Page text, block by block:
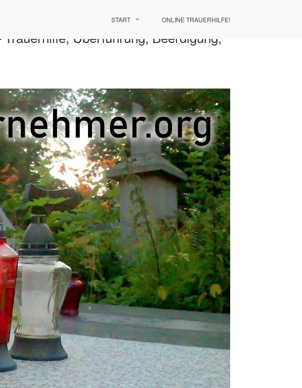
START ONLINE TRAUERHILFE!
Überführung, Beerdigung,